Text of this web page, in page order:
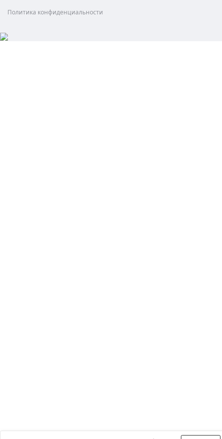
Политика конфиденциальности